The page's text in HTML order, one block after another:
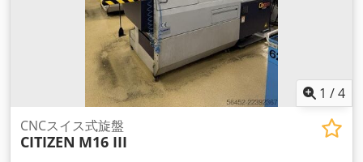
1 /4
CNCスイス式旋盤
CITIZEN M16 III